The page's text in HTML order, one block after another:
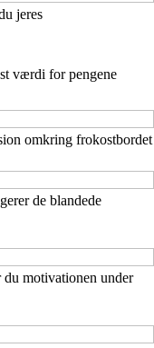
jeres
værdi for pengene
omkring frokostbordet
de blandede
motivationen under